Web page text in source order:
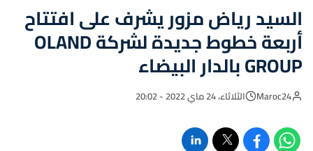
السيد رياض مزور يشرف على افتتاح
أربعة خطوط جديدة لشركة OLAND
GROUP بالدار البيضاء
Maroc24 الثلاثاء، 24 ماي 2022 - 20:02